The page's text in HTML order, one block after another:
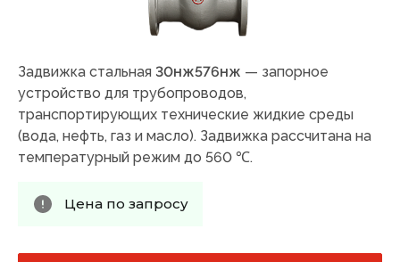
Задвижка стальная 30нж576нж — запорное
устройство для трубопроводов,
транспортирующих технические жидкие среды
(вода, нефть, газ и масло). Задвижка рассчитана на
температурный режим до 560 ℃.
Цена по запросу